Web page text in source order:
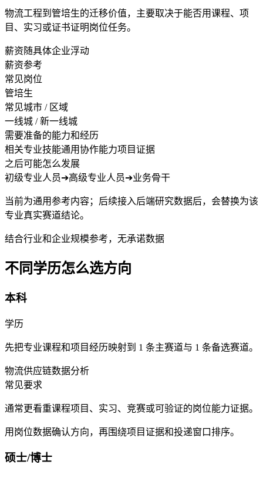
物流工程到管培生的迁移价值，主要取决于能否用课程、项
目、实习或证书证明岗位任务。
薪资随具体企业浮动
薪资参考
常见岗位
管培生
常见城市 / 区域
一线城 / 新一线城
需要准备的能力和经历
相关专业技能通用协作能力项目证据
之后可能怎么发展
初级专业人员➔高级专业人员➔业务骨干
当前为通用参考内容；后续接入后端研究数据后，会替换为该
专业真实赛道结论。
结合行业和企业规模参考，无承诺数据
不同学历怎么选方向
本科
学历
先把专业课程和项目经历映射到 1 条主赛道与 1 条备选赛道。
物流供应链数据分析
常见要求
通常更看重课程项目、实习、竞赛或可验证的岗位能力证据。
用岗位数据确认方向，再围绕项目证据和投递窗口排序。
硕士/博士